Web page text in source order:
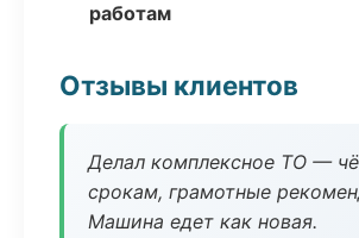
работам
Отзывы клиентов
Делал комплексное ТО —
срокам, грамотные
Машина едет как новая.